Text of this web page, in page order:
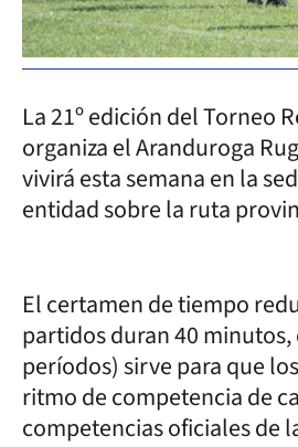
La 21º edición del Torneo
organiza el Aranduroga
vivirá esta semana en la
entidad sobre la ruta
El certamen de tiempo
partidos duran 40
períodos) sirve para que
ritmo de competencia de
competencias oficiales de